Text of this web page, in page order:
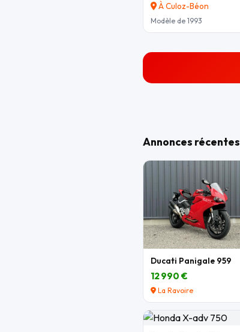
À Culoz-Béon
Modèle de 1993
Annonces récentes
Ducati Panigale 959
12 990 €
La Ravoire